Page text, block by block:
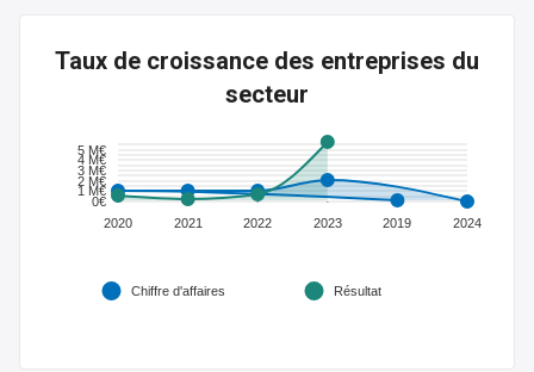
Taux de croissance des entreprises du
secteur
2020 2021 2022 2023 2019 2024
0€
1 M€
2 M€
3 M€
4 M€
5 M€
Chiffre d'affaires Résultat